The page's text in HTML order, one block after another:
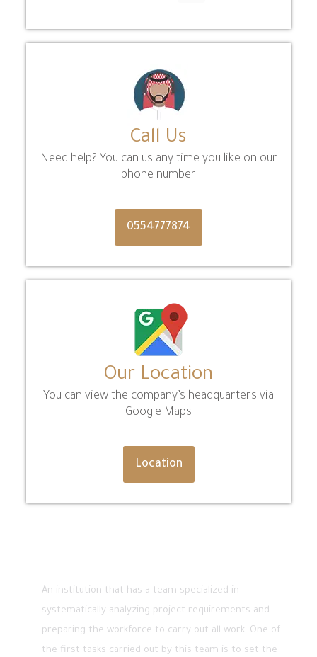
Call Us
Need help? You can us any time you like on our
phone number
0554777874
Our Location
You can view the company’s headquarters via
Google Maps
Location
An institution that has a team specialized in
systematically analyzing project requirements and
preparing the workforce to carry out all work. One of
the first tasks carried out by this team is to set the